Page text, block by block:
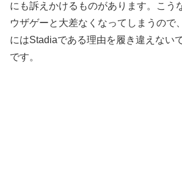
にも訴えかけるものがあります。こう
ウザゲーと大差なくなってしまうので
にはStadiaである理由を履き違えない
です。